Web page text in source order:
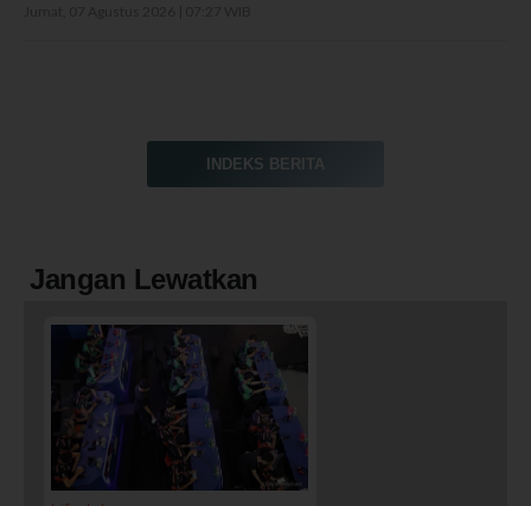
INDEKS BERITA
Jangan Lewatkan